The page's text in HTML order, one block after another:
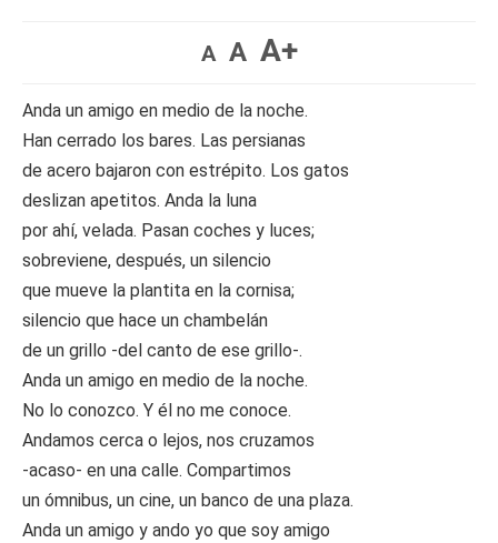
A A A+
Anda un amigo en medio de la noche.
Han cerrado los bares. Las persianas
de acero bajaron con estrépito. Los gatos
deslizan apetitos. Anda la luna
por ahí, velada. Pasan coches y luces;
sobreviene, después, un silencio
que mueve la plantita en la cornisa;
silencio que hace un chambelán
de un grillo -del canto de ese grillo-.
Anda un amigo en medio de la noche.
No lo conozco. Y él no me conoce.
Andamos cerca o lejos, nos cruzamos
-acaso- en una calle. Compartimos
un ómnibus, un cine, un banco de una plaza.
Anda un amigo y ando yo que soy amigo